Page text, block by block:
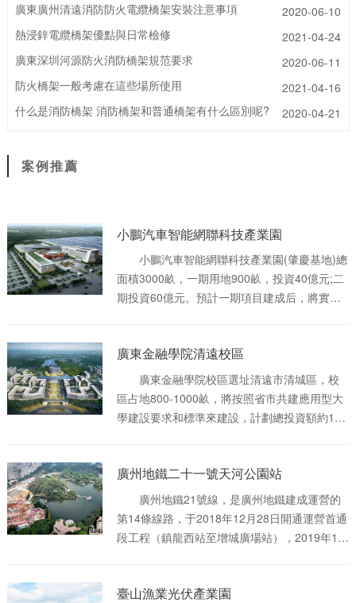
廣東廣州清遠消防防火電纜橋架安裝注意事項
2020-06-10
熱浸鋅電纜橋架優點與日常檢修
2021-04-24
廣東深圳河源防火消防橋架規范要求
2020-06-11
防火橋架一般考慮在這些場所使用
2021-04-16
什么是消防橋架 消防橋架和普通橋架有什么區別呢?
2020-04-21
案例推薦
小鵬汽車智能網聯科技產業園
小鵬汽車智能網聯科技產業園(肇慶基地)總
面積3000畝，一期用地900畝，投資40億元;二
期投資60億元。預計一期項目建成后，將實現
數據平臺打造、汽車研發、零部件制造、供應
鏈合作、整車生產、試制試驗、國際業務、汽
車服務貿易等多種業務為一體。
廣東金融學院清遠校區
廣東金融學院校區選址清遠市清城區，校
區占地800-1000畝，將按照省市共建應用型大
學建設要求和標準來建設，計劃總投資額約15
廣州地鐵二十一號天河公園站
廣州地鐵21號線，是廣州地鐵建成運營的
第14條線路，于2018年12月28日開通運營首通
段工程（鎮龍西站至增城廣場站），2019年12
線路起于員村站，自西向東貫穿天河區、黃埔
臺山漁業光伏產業園